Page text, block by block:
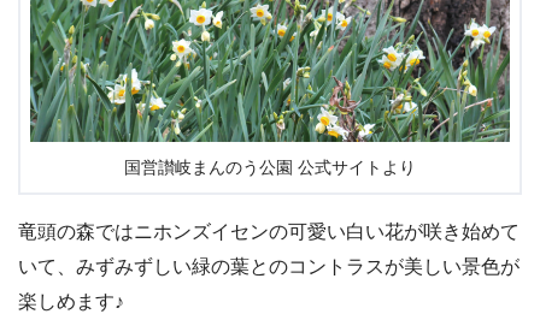
国営讃岐まんのう公園 公式サイトより
竜頭の森ではニホンズイセンの可愛い白い花が咲き始めて
いて、みずみずしい緑の葉とのコントラスが美しい景色が
楽しめます♪